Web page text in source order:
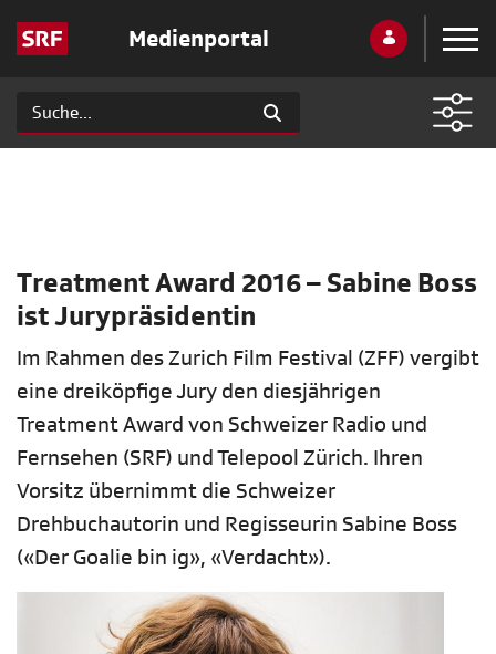
Medienportal
Treatment Award 2016 – Sabine Boss
ist Jurypräsidentin
Im Rahmen des Zurich Film Festival (ZFF) vergibt
eine dreiköpfige Jury den diesjährigen
Treatment Award von Schweizer Radio und
Fernsehen (SRF) und Telepool Zürich. Ihren
Vorsitz übernimmt die Schweizer
Drehbuchautorin und Regisseurin Sabine Boss
(«Der Goalie bin ig», «Verdacht»).